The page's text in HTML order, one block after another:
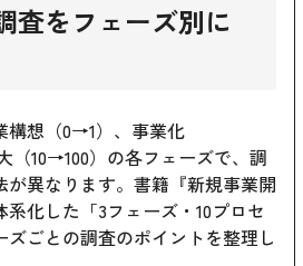
査をフェーズ別に
構想（0→1）、事業化
（10→100）の各フェーズで、調
異なります。書籍『新規事業開
化した「3フェーズ・10プロセ
ズごとの調査のポイントを整理し